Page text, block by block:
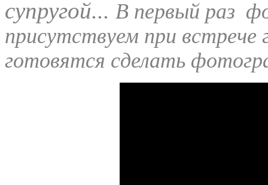
супругой... В первый раз
присутствуем при
готовятся сделать